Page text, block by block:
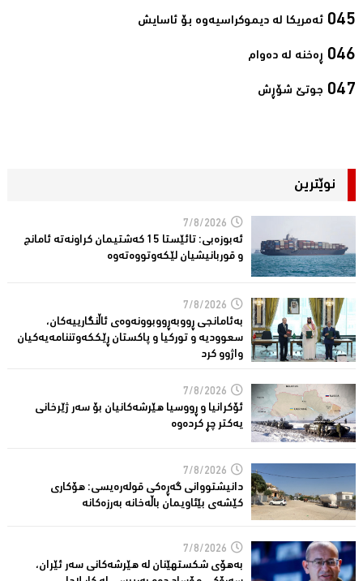
ئەمریکا لە دیموکراسیەوە بۆ ئاسایش‌
ڕەخنە لە دەوام‌
جوتێ شۆڕش‌
نوێترین
7/8/2026
ئەبوزەبی: تائێستا 15 كەشتیمان كراونەتە ئامانج
و قوربانیشیان لێكەوتووەتەوە
7/8/2026
بەئامانجی ڕووبەڕووبوونەوەی ئاڵنگارییەكان،
سعوودیە و توركیا و پاكستان ڕێككەوتننامەیەکیان
واژوو كرد
7/8/2026
ئۆكرانیا و ڕووسیا هێرشەكانیان بۆ سەر ژێرخانی
یەكتر چڕ كردەوە
7/8/2026
دانیشتووانى گەڕەكی قولەرەیسی: هۆکارى
کێشەى بێئاویمان باڵەخانە بەرزەكانە
7/8/2026
بەهۆى شکستهێنان لە هێرشەکانى سەر ئێران،